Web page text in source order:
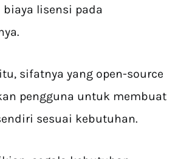
biaya lisensi pada
sifatnya yang open-source
pengguna untuk membuat
sesuai kebutuhan.